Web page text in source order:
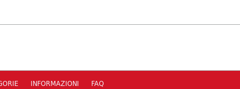
INFORMAZIONI FAQ